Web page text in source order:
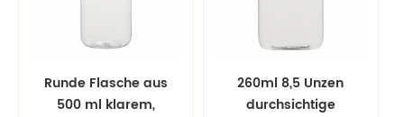
Runde Flasche aus
500 ml klarem,
260ml 8,5 Unzen
durchsichtige